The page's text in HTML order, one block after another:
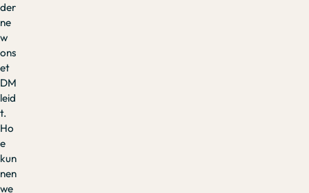
der
ne
w
ons
et
DM
leid
t.
Ho
e
kun
nen
we